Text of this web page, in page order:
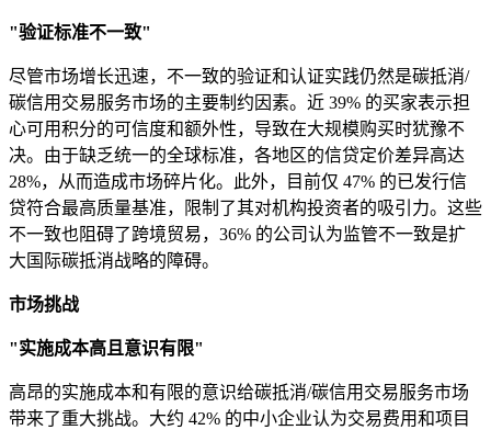
"验证标准不一致"
尽管市场增长迅速，不一致的验证和认证实践仍然是碳抵消/
碳信用交易服务市场的主要制约因素。近 39% 的买家表示担
心可用积分的可信度和额外性，导致在大规模购买时犹豫不
决。由于缺乏统一的全球标准，各地区的信贷定价差异高达
28%，从而造成市场碎片化。此外，目前仅 47% 的已发行信
贷符合最高质量基准，限制了其对机构投资者的吸引力。这些
不一致也阻碍了跨境贸易，36% 的公司认为监管不一致是扩
大国际碳抵消战略的障碍。
市场挑战
"实施成本高且意识有限"
高昂的实施成本和有限的意识给碳抵消/碳信用交易服务市场
带来了重大挑战。大约 42% 的中小企业认为交易费用和项目